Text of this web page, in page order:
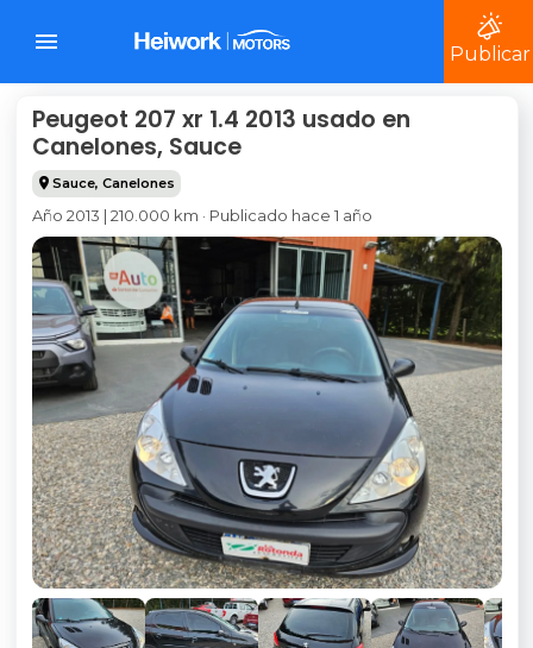
Publicar
Peugeot 207 xr 1.4 2013 usado en
Canelones, Sauce
Sauce, Canelones
Año 2013 | 210.000 km · Publicado hace 1 año